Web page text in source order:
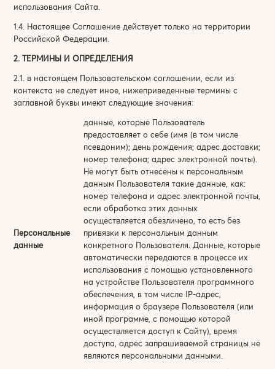
использования Сайта.
1.4. Настоящее Соглашение действует только на территории
Российской Федерации.
2. ТЕРМИНЫ И ОПРЕДЕЛЕНИЯ
2.1. в настоящем Пользовательском соглашении, если из
контекста не следует иное, нижеприведенные термины с
заглавной буквы имеют следующие значения:
Персональные
данные
данные, которые Пользователь
предоставляет о себе (имя (в том числе
псевдоним); день рождения; адрес доставки;
номер телефона; адрес электронной почты).
Не могут быть отнесены к персональным
данным Пользователя такие данные, как:
номер телефона и адрес электронной почты,
если обработка этих данных
осуществляется обезличено, то есть без
привязки к персональным данным
конкретного Пользователя. Данные, которые
автоматически передаются в процессе их
использования с помощью установленного
на устройстве Пользователя программного
обеспечения, в том числе IP-адрес,
информация о браузере Пользователя (или
иной программе, с помощью которой
осуществляется доступ к Сайту), время
доступа, адрес запрашиваемой страницы не
являются персональными данными.